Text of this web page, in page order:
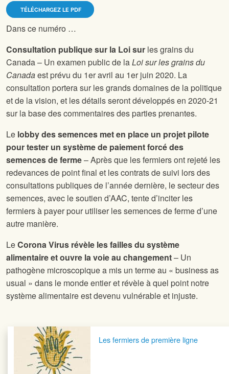
TÉLÉCHARGEZ LE PDF
Dans ce numéro …
Consultation publique sur la Loi sur les grains du
Canada – Un examen public de laLoi sur les grains du
Canadaest prévu du 1er avril au 1er juin 2020. La
consultation portera sur les grands domaines de la politique
et de la vision, et les détails seront développés en 2020-21
sur la base des commentaires des parties prenantes.
Le lobby des semences met en place un projet pilote
pour tester un système de paiement forcé des
semences de ferme– Après que les fermiers ont rejeté les
redevances de point final et les contrats de suivi lors des
consultations publiques de l’année dernière, le secteur des
semences, avec le soutien d’AAC, tente d’inciter les
fermiers à payer pour utiliser les semences de ferme d’une
autre manière.
LeCorona Virus révèle les failles du système
alimentaire et ouvre la voie au changement– Un
pathogène microscopique a mis un terme au « business as
usual » dans le monde entier et révèle à quel point notre
système alimentaire est devenu vulnérable et injuste.
Navigation postaleLes fermiers de première ligne